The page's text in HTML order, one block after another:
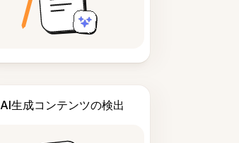
AI生成コンテンツの検出